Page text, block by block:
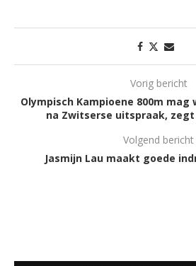
Vorig bericht
Olympisch Kampioene 800m
na Zwitserse uitspraak,
Volgend bericht
Jasmijn Lau maakt goede